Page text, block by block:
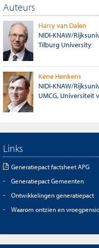
Auteurs
Harry van Dalen
NIDI-KNAW/
Tilburg University
Kène Henkens
NIDI-KNAW/
UMCG, Universiteit
Links
Generatiepact factsheet APG
Generatiepact Gemeenten
Ontwikkelingen generatiepact
Waarom ontzien en